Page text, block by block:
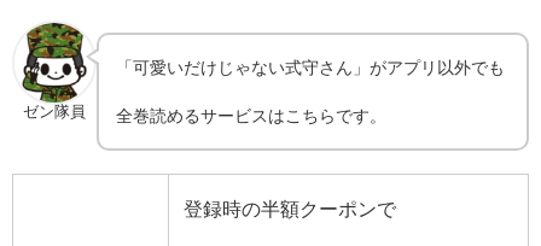
ゼン隊員
「可愛いだけじゃない式守さん」がアプリ以外でも
全巻読めるサービスはこちらです。
登録時の半額クーポンで